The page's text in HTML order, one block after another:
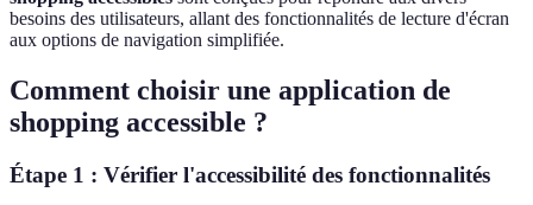
besoins des utilisateurs, allant des fonctionnalités de lecture d'écran
aux options de navigation simplifiée.
Comment choisir une application de
shopping accessible ?
Étape 1 : Vérifier l'accessibilité des fonctionnalités